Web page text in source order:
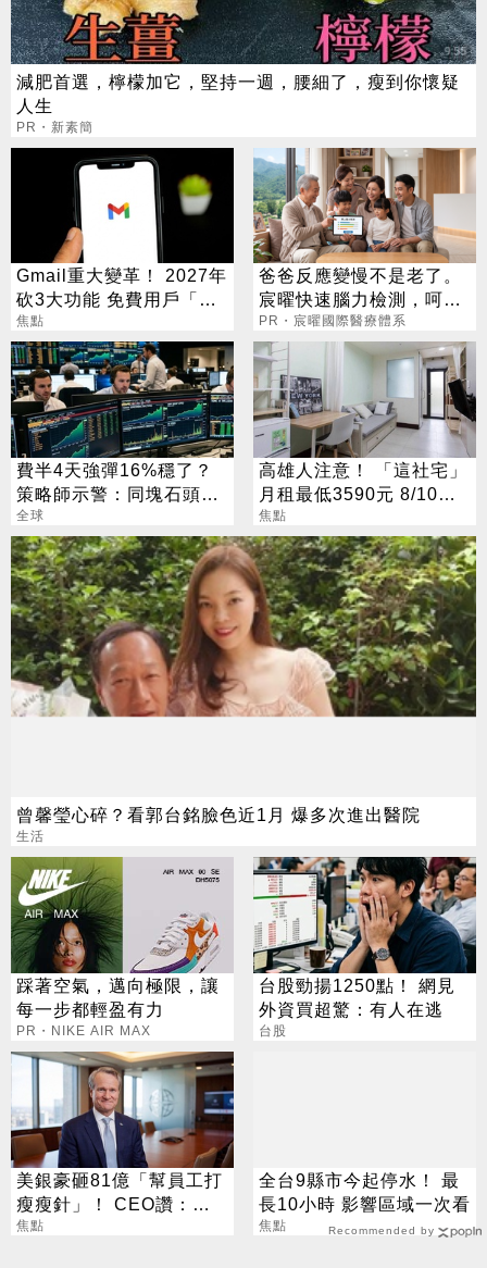
減肥首選，檸檬加它，堅持一週，腰細了，瘦到你懷疑
人生
PR・新素簡
Gmail重大變革！ 2027年
砍3大功能 免費用戶「這
好康」不能用了
焦點
爸爸反應變慢不是老了。
宸曜快速腦力檢測，呵護
老爸腦力
PR・宸曜國際醫療體系
費半4天強彈16%穩了？
策略師示警：同塊石頭不
會絆2次
全球
高雄人注意！ 「這社宅」
月租最低3590元 8/10起
放申請
焦點
曾馨瑩心碎？看郭台銘臉色近1月 爆多次進出醫院
生活
踩著空氣，邁向極限，讓
每一步都輕盈有力
PR・NIKE AIR MAX
台股勁揚1250點！ 網見
外資買超驚：有人在逃
台股
美銀豪砸81億「幫員工打
瘦瘦針」！ CEO讚：一
項值得的投資
焦點
全台9縣市今起停水！ 最
長10小時 影響區域一次看
焦點 Recommended by